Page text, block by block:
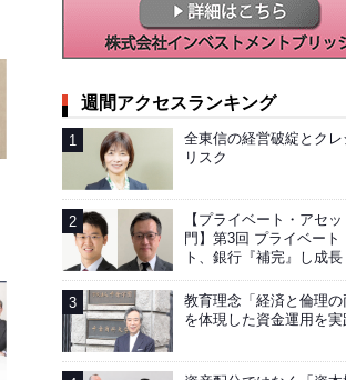
週間アクセスランキング
全東信の経営破綻とクレ
リスク
【プライベート・アセッ
門】第3回 プライベート
ト、銀行『補完』し成長
教育理念「経済と倫理の
を体現した資金運用を実